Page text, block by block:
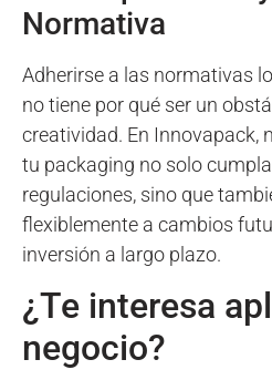
Normativa
Adherirse a las normativas
no tiene por qué ser un
creatividad. En Innovapack,
tu packaging no solo
regulaciones, sino que
flexiblemente a cambios
inversión a largo plazo.
¿Te interesa
negocio?